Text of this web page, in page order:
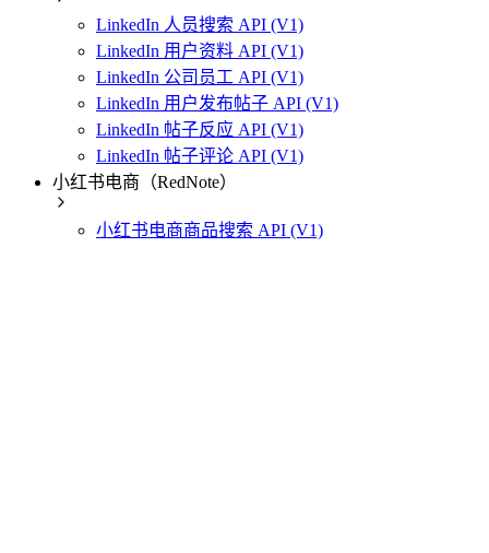
LinkedIn 人员搜索 API (V1)
LinkedIn 用户资料 API (V1)
LinkedIn 公司员工 API (V1)
LinkedIn 用户发布帖子 API (V1)
LinkedIn 帖子反应 API (V1)
LinkedIn 帖子评论 API (V1)
小红书电商（RedNote）
小红书电商商品搜索 API (V1)